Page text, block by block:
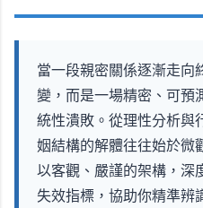
當一段親密關係逐漸走向
變，而是一場精密、可預
統性潰敗。從理性分析與
姻結構的解體往往始於微
以客觀、嚴謹的架構，深
失效指標，協助你精準辨